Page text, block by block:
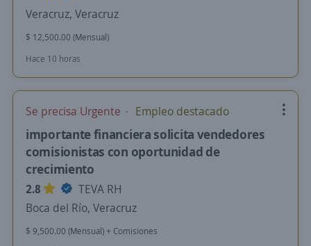
Veracruz, Veracruz
$ 12,500.00 (Mensual)
Hace 10 horas
Se precisa Urgente Empleo destacado
importante financiera solicita vendedores
comisionistas con oportunidad de
crecimiento
2.8
TEVA RH
Boca del Río, Veracruz
$ 9,500.00 (Mensual) + Comisiones